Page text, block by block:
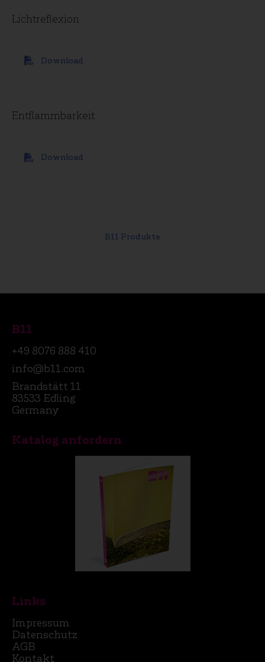
Lichtreflexion
Download
Entflammbarkeit
Download
B11 Produkte
B11
+49 8076 888 410
info@b11.com
Brandstätt 11
83533 Edling
Germany
Katalog anfordern
Links
Impressum
Datenschutz
AGB
Kontakt